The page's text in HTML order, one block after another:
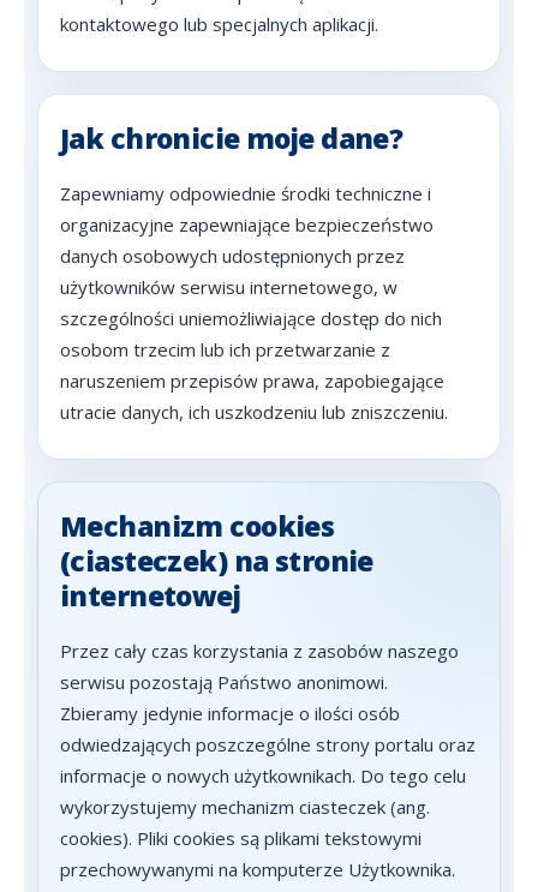
kontaktowego lub specjalnych aplikacji.
Jak chronicie moje dane?
Zapewniamy odpowiednie środki techniczne i
organizacyjne zapewniające bezpieczeństwo
danych osobowych udostępnionych przez
użytkowników serwisu internetowego, w
szczególności uniemożliwiające dostęp do nich
osobom trzecim lub ich przetwarzanie z
naruszeniem przepisów prawa, zapobiegające
utracie danych, ich uszkodzeniu lub zniszczeniu.
Mechanizm cookies
(ciasteczek) na stronie
internetowej
Przez cały czas korzystania z zasobów naszego
serwisu pozostają Państwo anonimowi.
Zbieramy jedynie informacje o ilości osób
odwiedzających poszczególne strony portalu oraz
informacje o nowych użytkownikach. Do tego celu
wykorzystujemy mechanizm ciasteczek (ang.
cookies). Pliki cookies są plikami tekstowymi
przechowywanymi na komputerze Użytkownika.